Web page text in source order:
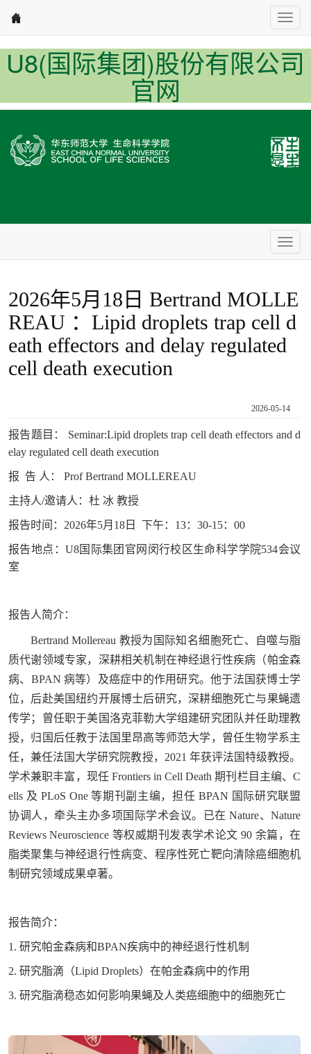
U8(国际集团)股份有限公司
官网
Nav1
Nav2
2026年5月18日 Bertrand MOLLE
REAU ：Lipid droplets trap cell d
eath effectors and delay regulated
cell death execution
2026-05-14
报告题目： Seminar:Lipid droplets trap cell death effectors and d
elay regulated cell death execution
报 告 人： Prof Bertrand MOLLEREAU
主持人/邀请人：杜 冰 教授
报告时间：2026年5月18日 下午：13：30-15：00
报告地点：U8国际集团官网闵行校区生命科学学院534会议
室
报告人简介：
Bertrand Mollereau 教授为国际知名细胞死亡、自噬与脂
质代谢领域专家，深耕相关机制在神经退行性疾病（帕金森
病、BPAN 病等）及癌症中的作用研究。他于法国获博士学
位，后赴美国纽约开展博士后研究，深耕细胞死亡与果蝇遗
传学；曾任职于美国洛克菲勒大学组建研究团队并任助理教
授，归国后任教于法国里昂高等师范大学，曾任生物学系主
任，兼任法国大学研究院教授，2021 年获评法国特级教授。
学术兼职丰富，现任 Frontiers in Cell Death 期刊栏目主编、C
ells 及 PLoS One 等期刊副主编，担任 BPAN 国际研究联盟
协调人，牵头主办多项国际学术会议。已在 Nature、Nature
Reviews Neuroscience 等权威期刊发表学术论文 90 余篇，在
脂类聚集与神经退行性病变、程序性死亡靶向清除癌细胞机
制研究领域成果卓著。
报告简介：
1. 研究帕金森病和BPAN疾病中的神经退行性机制
2. 研究脂滴（Lipid Droplets）在帕金森病中的作用
3. 研究脂滴稳态如何影响果蝇及人类癌细胞中的细胞死亡